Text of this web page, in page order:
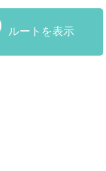
ルートを表示